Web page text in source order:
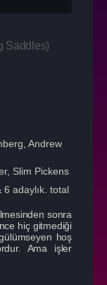
Saddles)
Andrew
, Slim Pickens
6 adaylık. total
sonra
hiç gitmediği
hoş
Ama işler